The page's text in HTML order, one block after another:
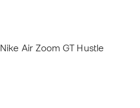
Nike Air Zoom GT Hustle